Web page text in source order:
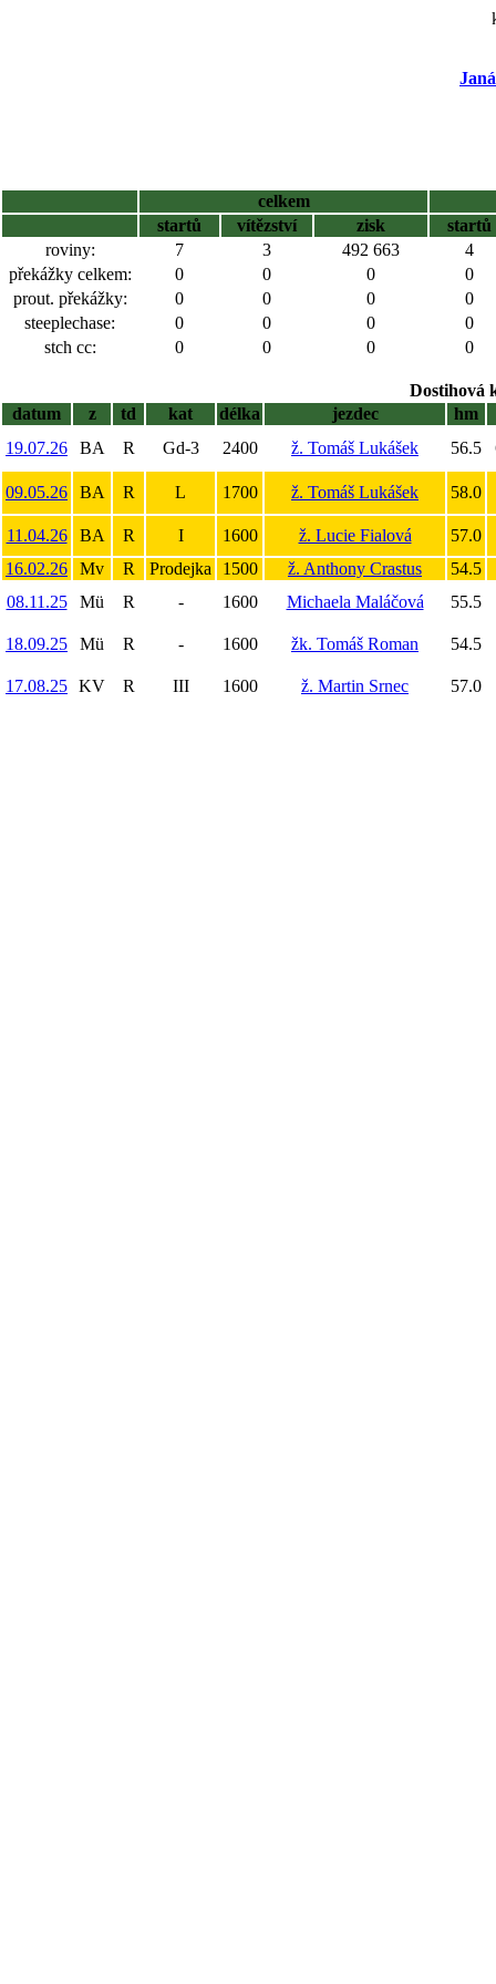
celkem
startů
vítězství zisk
startů
roviny:
7 3 492 663
4
překážky celkem:
0 0 0
0
prout. překážky:
0 0 0
0
steeplechase:
0 0 0
0
stch cc:
0 0 0 0
Dostihová
datum
z td kat délka jezdec
hm
19.07.26
BA R Gd-3 2400 ž. Tomáš Lukášek 56.5
09.05.26 BA R L 1700 ž. Tomáš Lukášek 58.0
11.04.26 BA R I 1600 ž. Lucie Fialová
57.0
16.02.26
Mv R Prodejka 1500 ž. Anthony Crastus
54.5
08.11.25
Mü R - 1600 Michaela Maláčová 55.5
18.09.25 Mü R - 1600 žk. Tomáš Roman 54.5
17.08.25 KV R III 1600 ž. Martin Srnec 57.0